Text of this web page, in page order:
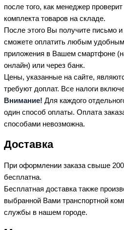
после того, как менеджер
комплекта товаров на складе.
После этого Вы получите письмо
сможете оплатить любым
приложения в Вашем смартфоне
онлайн) или через банк.
Цены, указанные на сайте,
требуют доплат. Все налоги
Внимание! Для каждого
один способ оплаты. Оплата
способами невозможна.
Доставка
При оформлении заказа свыше
бесплатна.
Бесплатная доставка также
выбранной Вами транспортной
службы в нашем городе.